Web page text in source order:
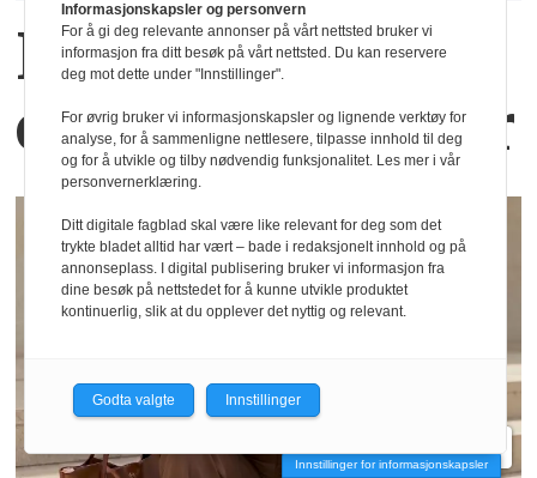
Nye materialer
og nye positurer
Innstillinger for informasjonskapsler
Informasjonskapsler og personvern
For å gi deg relevante annonser på vårt nettsted bruker vi
informasjon fra ditt besøk på vårt nettsted. Du kan reservere
deg mot dette under "Innstillinger".
For øvrig bruker vi informasjonskapsler og lignende verktøy for
analyse, for å sammenligne nettlesere, tilpasse innhold til deg
og for å utvikle og tilby nødvendig funksjonalitet. Les mer i vår
personvernerklæring.
Ditt digitale fagblad skal være like relevant for deg som det
trykte bladet alltid har vært – bade i redaksjonelt innhold og på
annonseplass. I digital publisering bruker vi informasjon fra
dine besøk på nettstedet for å kunne utvikle produktet
kontinuerlig, slik at du opplever det nyttig og relevant.
Godta valgte Innstillinger